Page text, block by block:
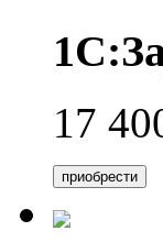
17
приобрести